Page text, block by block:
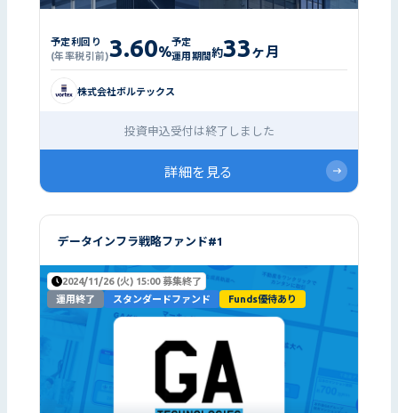
予定利回り
(年率税引前)3.60%
予定
運用期間約33ヶ月
株式会社ボルテックス
投資申込受付は終了しました
詳細を見る
データインフラ戦略ファンド#1
2024/11/26 (火) 15:00 募集終了
運用終了
スタンダードファンド Funds優待あり